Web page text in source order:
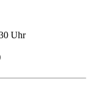
Uhr